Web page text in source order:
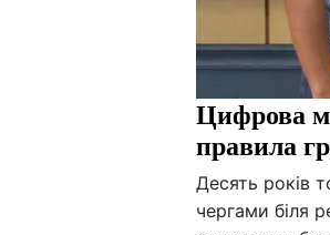
Цифрова
правила
Десять років
чергами біля